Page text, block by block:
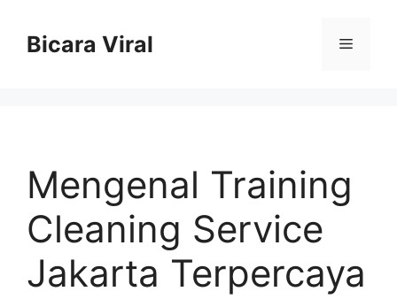
contentBicara Viral Menu
Mengenal Training
Cleaning Service
Jakarta Terpercaya